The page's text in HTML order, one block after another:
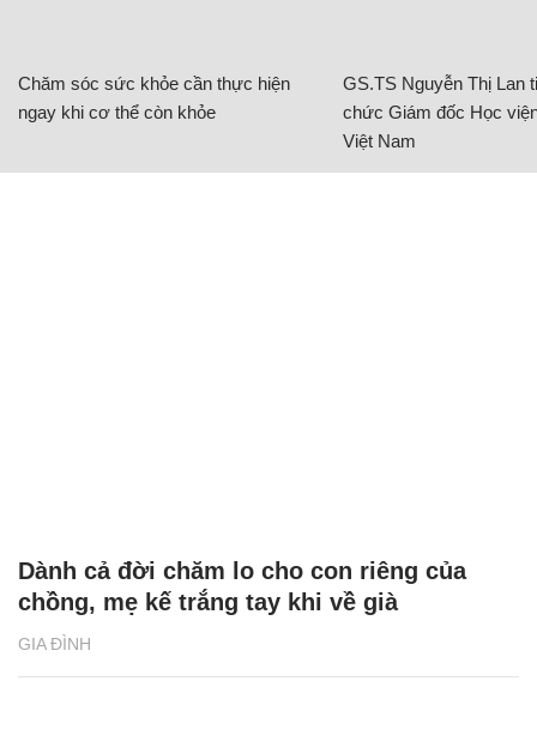
Chăm sóc sức khỏe cần thực hiện
ngay khi cơ thể còn khỏe
GS.TS Nguyễn Thị Lan
chức Giám đốc Học
Việt Nam
GIA ĐÌNH
Dành cả đời chăm lo cho con riêng của
chồng, mẹ kế trắng tay khi về già